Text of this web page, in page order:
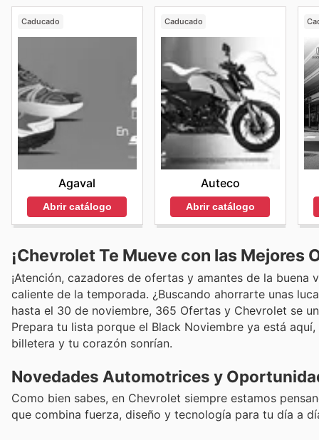
Caducado
Agaval
Abrir catálogo
Caducado
Auteco
Abrir catálogo
¡Chevrolet Te Mueve con las
¡Atención, cazadores de ofertas y amantes de la
caliente de la temporada. ¿Buscando ahorrarte unas
hasta el 30 de noviembre, 365 Ofertas y Chevrolet se
Prepara tu lista porque el Black Noviembre ya está
billetera y tu corazón sonrían.
Novedades Automotrices y
Como bien sabes, en Chevrolet siempre estamos
que combina fuerza, diseño y tecnología para tu día a